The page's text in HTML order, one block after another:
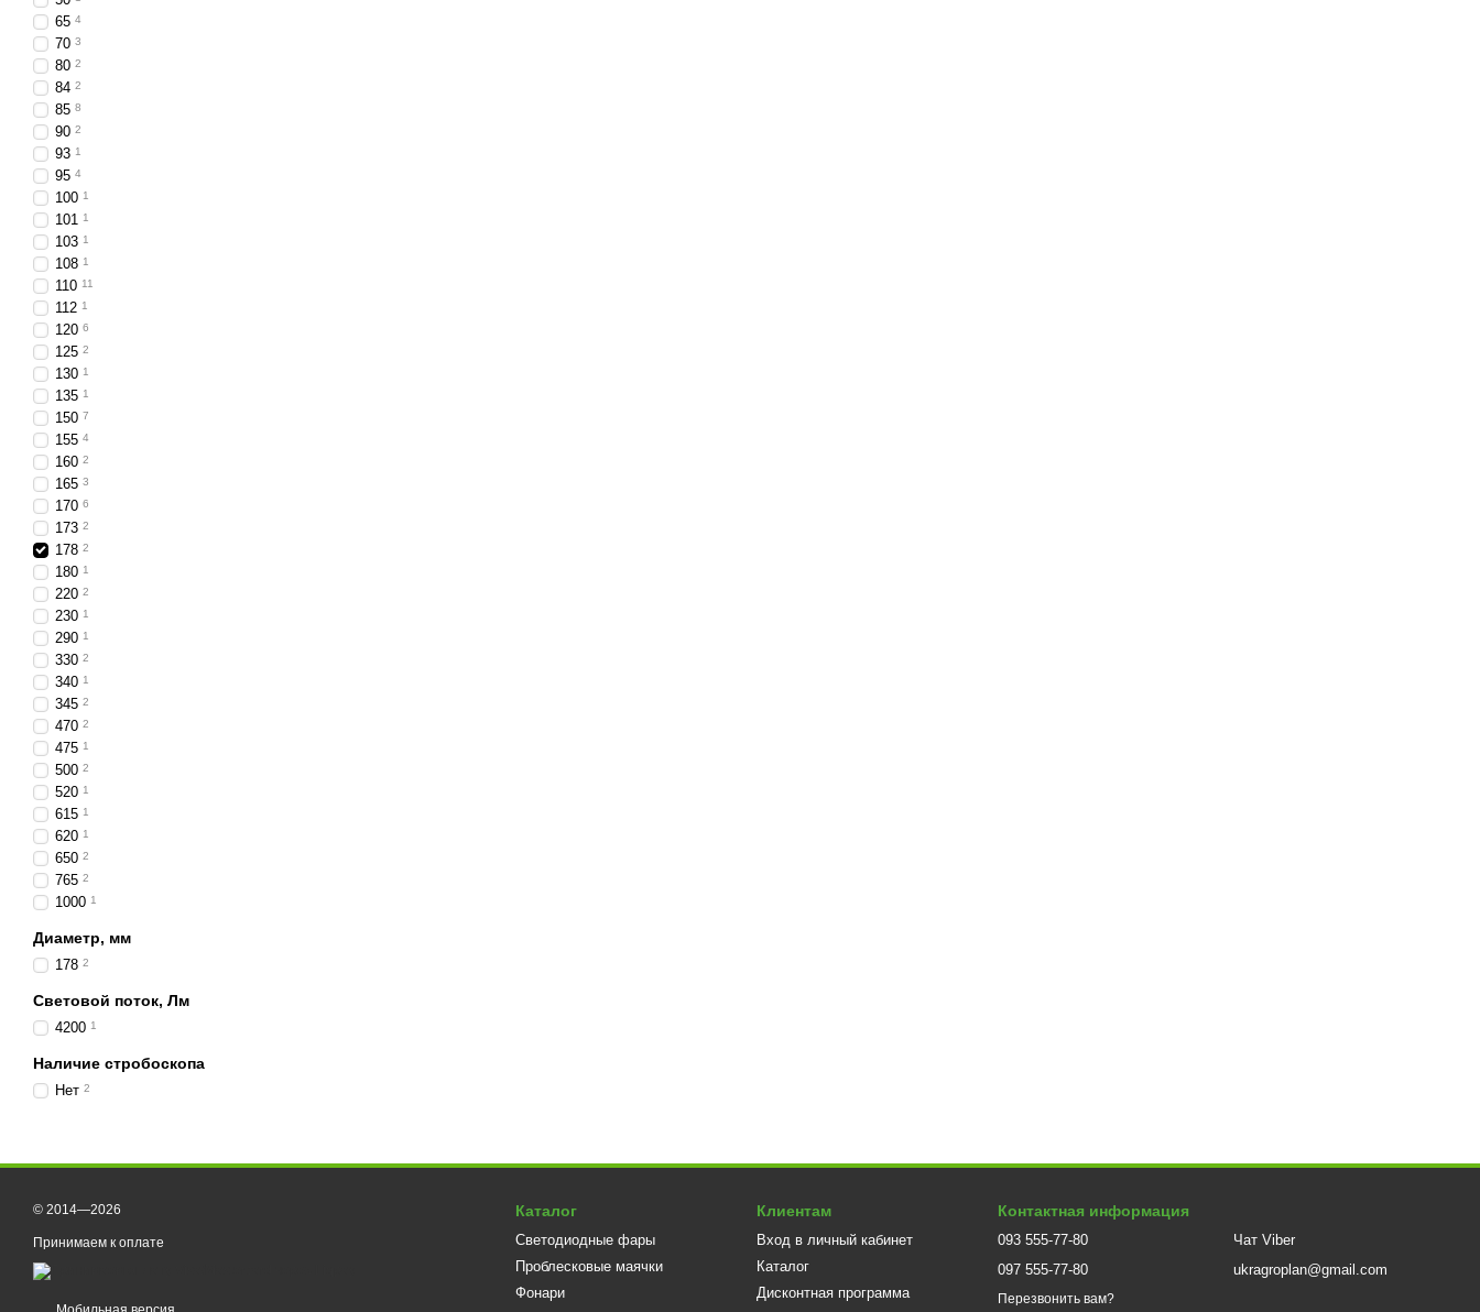
65 4
70 3
80 2
84 2
85 8
90 2
93 1
95 4
100 1
101 1
103 1
108 1
110 11
112 1
120 6
125 2
130 1
135 1
150 7
155 4
160 2
165 3
170 6
173 2
178 2
180 1
220 2
230 1
290 1
330 2
340 1
345 2
470 2
475 1
500 2
520 1
615 1
620 1
650 2
765 2
1000 1
Диаметр, мм
178 2
Световой поток, Лм
4200 1
Наличие стробоскопа
Нет 2
© 2014—2026
Принимаем к оплате
Каталог
Светодиодные фары
Проблесковые маячки
Фонари
Клиентам
Вход в личный кабинет
Каталог
Дисконтная программа
Контактная информация
093 555-77-80
097 555-77-80
Перезвонить вам?
Чат Viber
ukragroplan@gmail.com